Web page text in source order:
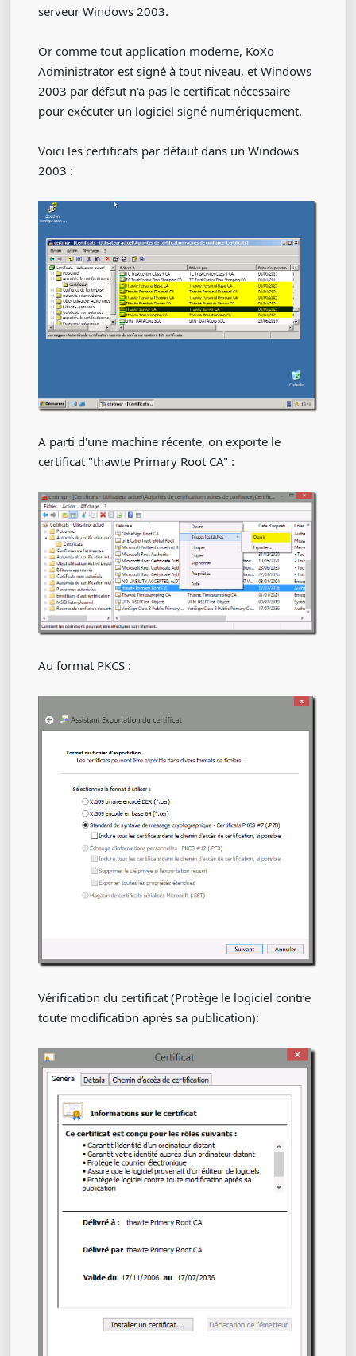
serveur Windows 2003.
Or comme tout application moderne, KoXo
Administrator est signé à tout niveau, et Windows
2003 par défaut n'a pas le certificat nécessaire
pour exécuter un logiciel signé numériquement.
Voici les certificats par défaut dans un Windows
2003 :
A parti d'une machine récente, on exporte le
certificat "thawte Primary Root CA" :
Au format PKCS :
Vérification du certificat (Protège le logiciel contre
toute modification après sa publication):